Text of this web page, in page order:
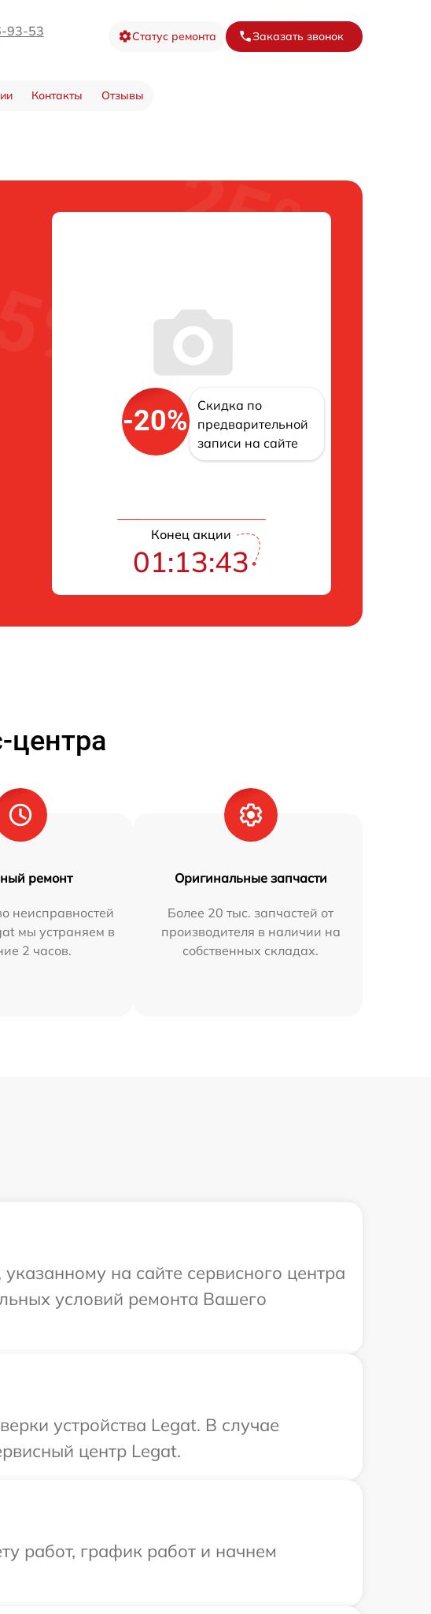
93-53 Статус ремонта Заказать звонок
Контакты Отзывы
-20%
Скидка по
предварительной
записи на сайте
Конец акции
01:13:43
центра
ремонт
неисправностей
мы устраняем в
2 часов.
Оригинальные запчасти
Более 20 тыс. запчастей от
производителя в наличии на
собственных складах.
на сайте сервисного центра
условий ремонта Вашего
устройства Legat. В случае
центр Legat.
работ, график работ и начнем